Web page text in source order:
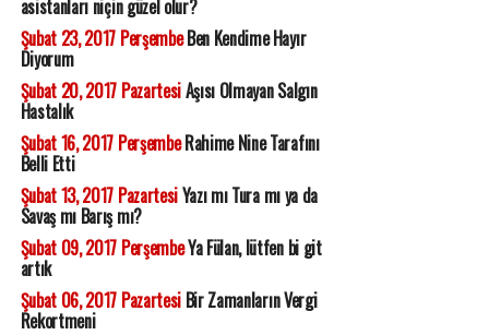
asistanları niçin güzel olur?
Şubat 23, 2017 PerşembeBen Kendime Hayır
Diyorum
Şubat 20, 2017 PazartesiAşısı Olmayan Salgın
Hastalık
Şubat 16, 2017 PerşembeRahime Nine Tarafını
Belli Etti
Şubat 13, 2017 PazartesiYazı mı Tura mı ya da
Savaş mı Barış mı?
Şubat 09, 2017 PerşembeYa Fülan, lütfen bi git
artık
Şubat 06, 2017 PazartesiBir Zamanların Vergi
Rekortmeni